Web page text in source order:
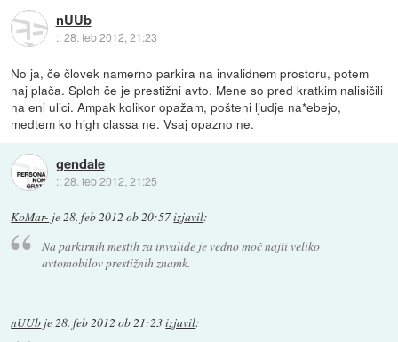
nUUb
::28. feb 2012, 21:23
No ja, če človek namerno parkira na invalidnem prostoru, potem
naj plača. Sploh če je prestižni avto. Mene so pred kratkim nalisičili
na eni ulici. Ampak kolikor opažam, pošteni ljudje na*ebejo,
medtem ko high classa ne. Vsaj opazno ne.
gendale
::28. feb 2012, 21:25
KoMar- je28. feb 2012 ob 20:57izjavil:
Na parkirnih mestih za invalide je vedno moč najti veliko
avtomobilov prestižnih znamk.
nUUb je28. feb 2012 ob 21:23izjavil: